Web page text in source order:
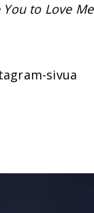
You to Love Me
sivua